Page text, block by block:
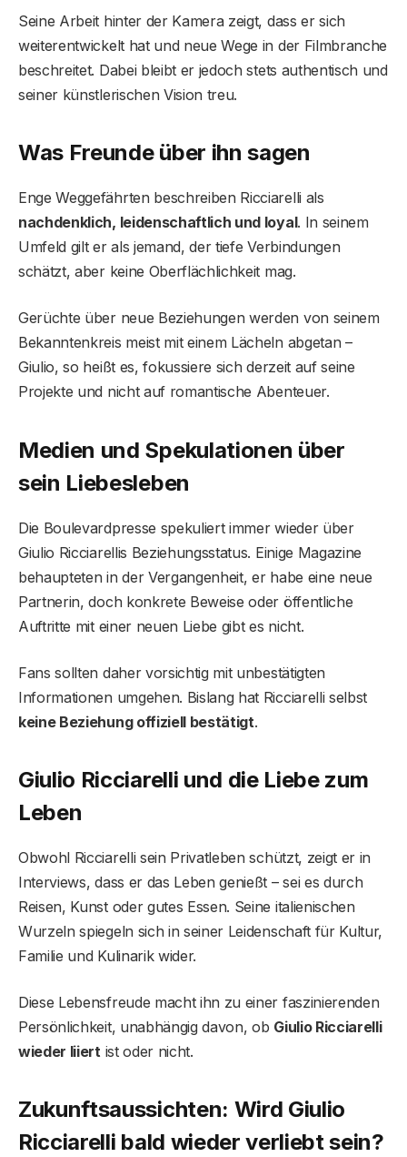
Seine Arbeit hinter der Kamera zeigt, dass er sich
weiterentwickelt hat und neue Wege in der Filmbranche
beschreitet. Dabei bleibt er jedoch stets authentisch und
seiner künstlerischen Vision treu.
Was Freunde über ihn sagen
Enge Weggefährten beschreiben Ricciarelli als
nachdenklich, leidenschaftlich und loyal. In seinem
Umfeld gilt er als jemand, der tiefe Verbindungen
schätzt, aber keine Oberflächlichkeit mag.
Gerüchte über neue Beziehungen werden von seinem
Bekanntenkreis meist mit einem Lächeln abgetan –
Giulio, so heißt es, fokussiere sich derzeit auf seine
Projekte und nicht auf romantische Abenteuer.
Medien und Spekulationen über
sein Liebesleben
Die Boulevardpresse spekuliert immer wieder über
Giulio Ricciarellis Beziehungsstatus. Einige Magazine
behaupteten in der Vergangenheit, er habe eine neue
Partnerin, doch konkrete Beweise oder öffentliche
Auftritte mit einer neuen Liebe gibt es nicht.
Fans sollten daher vorsichtig mit unbestätigten
Informationen umgehen. Bislang hat Ricciarelli selbst
keine Beziehung offiziell bestätigt.
Giulio Ricciarelli und die Liebe zum
Leben
Obwohl Ricciarelli sein Privatleben schützt, zeigt er in
Interviews, dass er das Leben genießt – sei es durch
Reisen, Kunst oder gutes Essen. Seine italienischen
Wurzeln spiegeln sich in seiner Leidenschaft für Kultur,
Familie und Kulinarik wider.
Diese Lebensfreude macht ihn zu einer faszinierenden
Persönlichkeit, unabhängig davon, ob Giulio Ricciarelli
wieder liiert ist oder nicht.
Zukunftsaussichten: Wird Giulio
Ricciarelli bald wieder verliebt sein?